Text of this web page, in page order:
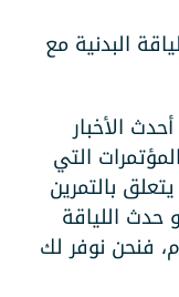
مع
التي
لك